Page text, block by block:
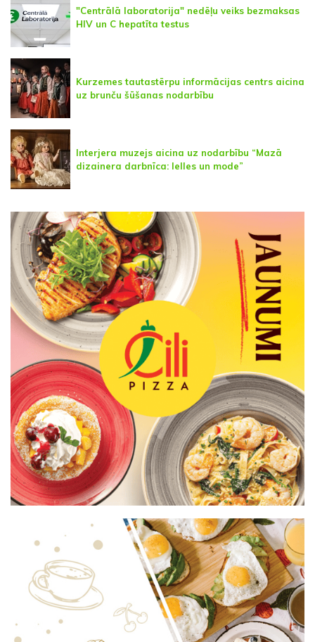
"Centrālā laboratorija" nedēļu veiks bezmaksas
HIV un C hepatīta testus
Kurzemes tautastērpu informācijas centrs aicina
uz brunču šūšanas nodarbību
Interjera muzejs aicina uz nodarbību “Mazā
dizainera darbnīca: lelles un mode”